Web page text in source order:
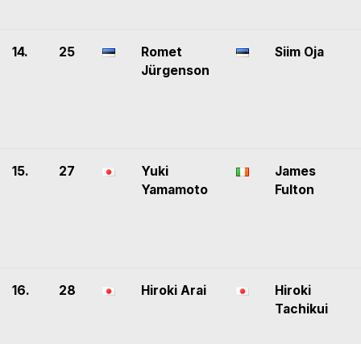
14. 25
Romet
Jürgenson
Siim Oja
15. 27
Yuki
Yamamoto
James
Fulton
16. 28 Hiroki Arai
Hiroki
Tachikui